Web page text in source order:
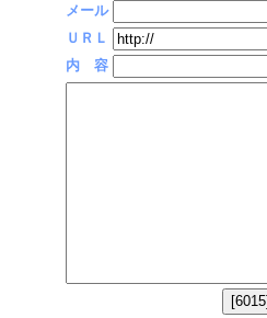
メール
ＵＲＬ
内 容